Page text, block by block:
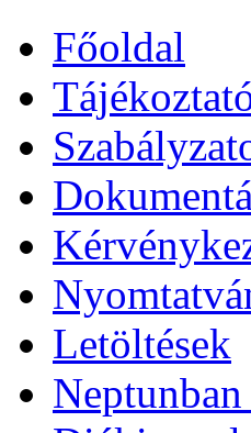
Főoldal
Letöltések